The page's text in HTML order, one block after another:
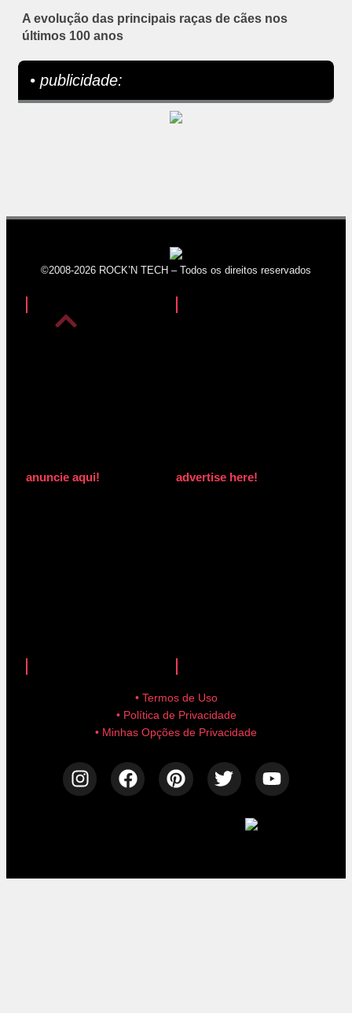
A evolução das principais raças de cães nos
últimos 100 anos
• publicidade:
©2008-2026 ROCK’N TECH – Todos os direitos reservados
anuncie aqui! advertise here!
• Termos de Uso
• Política de Privacidade
• Minhas Opções de Privacidade